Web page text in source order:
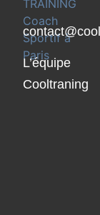
L’équipe
Cooltraning